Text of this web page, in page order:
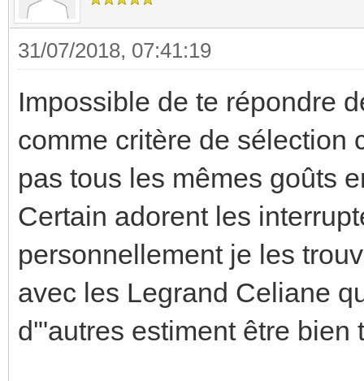
31/07/2018, 07:41:19
Impossible de te répondre
comme critère de sélection
pas tous les mêmes goûts
Certain adorent les
personnellement je les
avec les Legrand Celiane
d'"autres estiment être bien